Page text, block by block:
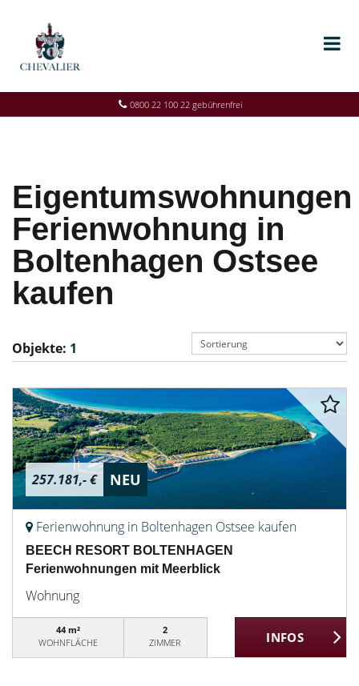
0800 22 100 22 gebührenfrei
Eigentumswohnungen
Ferienwohnung in
Boltenhagen Ostsee
kaufen
Objekte: 1
257.181,- € NEU
Ferienwohnung in Boltenhagen Ostsee kaufen
BEECH RESORT BOLTENHAGEN
Ferienwohnungen mit Meerblick
Wohnung
44 m²
WOHNFLÄCHE
2
ZIMMER